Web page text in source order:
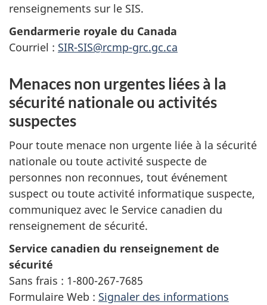
renseignements sur le SIS.
Gendarmerie royale du Canada
Courriel : SIR-SIS@rcmp-grc.gc.ca
Menaces non urgentes liées à la
sécurité nationale ou activités
suspectes
Pour toute menace non urgente liée à la sécurité
nationale ou toute activité suspecte de
personnes non reconnues, tout événement
suspect ou toute activité informatique suspecte,
communiquez avec le Service canadien du
renseignement de sécurité.
Service canadien du renseignement de
sécurité
Sans frais : 1-800-267-7685
Formulaire Web : Signaler des informations